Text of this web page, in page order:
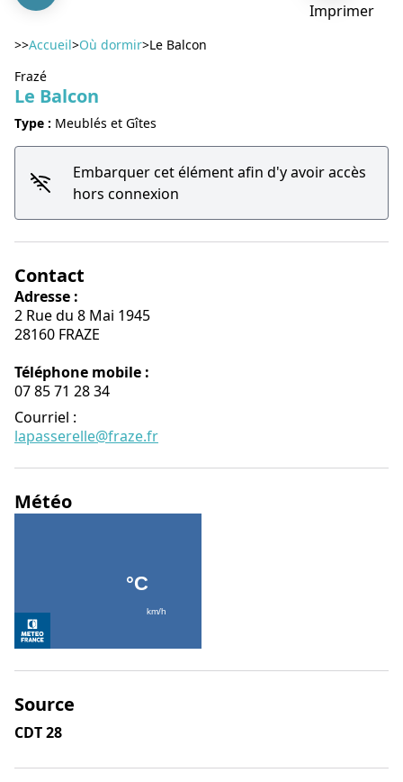
Imprimer
>>Accueil>Où dormir>Le Balcon
Frazé
Le Balcon
Type : Meublés et Gîtes
Embarquer cet élément afin d'y avoir accès
hors connexion
Contact
Adresse :
2 Rue du 8 Mai 1945
28160 FRAZE
Téléphone mobile :
07 85 71 28 34
Courriel :
lapasserelle@fraze.fr
Météo
Source
CDT 28